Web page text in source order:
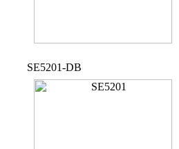
SE5201-DB